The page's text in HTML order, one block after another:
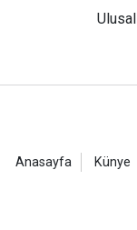
Ulusal
Anasayfa Künye